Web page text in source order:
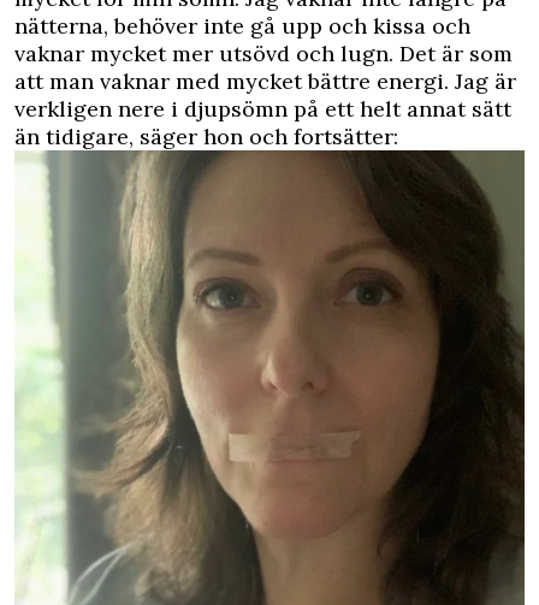
nätterna, behöver inte gå upp och kissa och
vaknar mycket mer utsövd och lugn. Det är som
att man vaknar med mycket bättre energi. Jag är
verkligen nere i djupsömn på ett helt annat sätt
än tidigare, säger hon och fortsätter: